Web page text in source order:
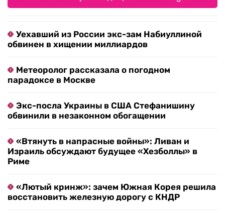
Уехавший из России экс-зам Набиуллиной
обвинен в хищении миллиардов
Метеоролог рассказала о погодном
парадоксе в Москве
Экс-посла Украины в США Стефанишину
обвинили в незаконном обогащении
«Втянуть в напрасные войны»: Ливан и
Израиль обсуждают будущее «Хезболлы» в
Риме
«Лютый кринж»: зачем Южная Корея решила
восстановить железную дорогу с КНДР